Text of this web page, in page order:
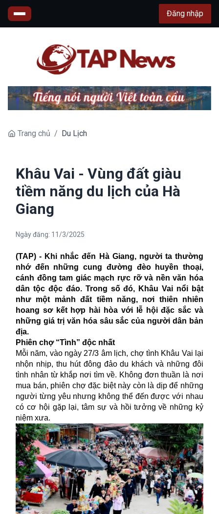
Đăng nhập
Trang chủ / Du Lịch
Khâu Vai - Vùng đất giàu
tiềm năng du lịch của Hà
Giang
Ngày đăng: 11/3/2025
(TAP) - Khi nhắc đến Hà Giang, người ta thường
nhớ đến những cung đường đèo huyền thoại,
cánh đồng tam giác mạch rực rỡ và nền văn hóa
dân tộc độc đáo. Trong số đó, Khâu Vai nổi bật
như một mảnh đất tiềm năng, nơi thiên nhiên
hoang sơ kết hợp hài hòa với lễ hội đặc sắc và
những giá trị văn hóa sâu sắc của người dân bản
địa.
Phiên chợ “Tình” độc nhất
Mỗi năm, vào ngày 27/3 âm lịch, chợ tình Khâu Vai lại
nhộn nhịp, thu hút đông đảo du khách và những đôi
tình nhân từ khắp nơi tìm về. Không đơn thuần là nơi
mua bán, phiên chợ đặc biệt này còn là dịp để những
người từng yêu nhưng không thể đến được với nhau
có cơ hội gặp lại, tâm sự và hồi tưởng về những kỷ
niệm xưa.